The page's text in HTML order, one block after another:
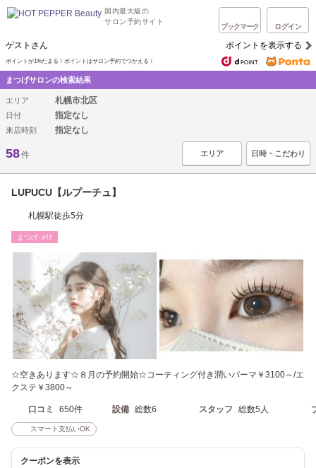
国内最大級の
サロン予約サイト
ブックマーク ログイン
ゲストさん ポイントを表示する
ポイントが1%たまる！ポイントはサロン予約でつかえる！
まつげサロンの検索結果
エリア 札幌市北区
日付 指定なし
来店時刻 指定なし
58件 エリア 日時・こだわり
LUPUCU【ルプーチュ】
札幌駅徒歩5分
まつげ･ﾒｲｸ
☆空きあります☆８月の予約開始☆コーティング付き潤いパーマ￥3100～/エ
クステ￥3800～
口コミ 650件 設備 総数6 スタッフ 総数5人
スマート支払いOK
クーポンを表示